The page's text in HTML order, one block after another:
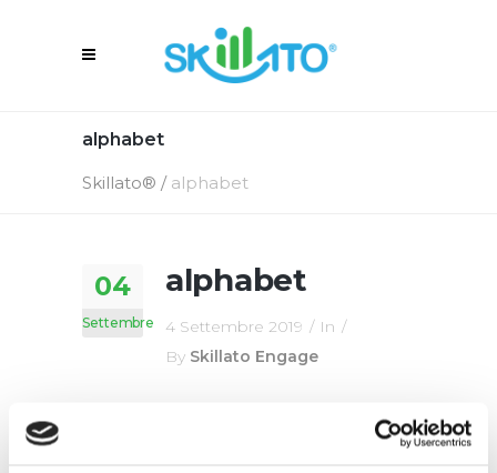
alphabet
Skillato® / alphabet
04
Settembre
alphabet
4 Settembre 2019
In
By Skillato Engage